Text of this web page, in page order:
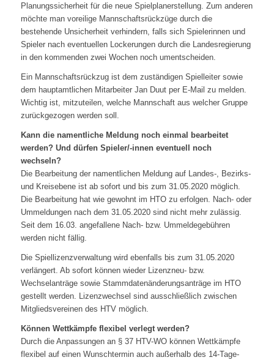
Planungssicherheit für die neue Spielplanerstellung. Zum anderen
möchte man voreilige Mannschaftsrückzüge durch die
bestehende Unsicherheit verhindern, falls sich Spielerinnen und
Spieler nach eventuellen Lockerungen durch die Landesregierung
in den kommenden zwei Wochen noch umentscheiden.
Ein Mannschaftsrückzug ist dem zuständigen Spielleiter sowie
dem hauptamtlichen Mitarbeiter Jan Duutper E-Mail zu melden.
Wichtig ist, mitzuteilen, welche Mannschaft aus welcher Gruppe
zurückgezogen werden soll.
Kann die namentliche Meldung noch einmal bearbeitet
werden? Und dürfen Spieler/-innen eventuell noch
wechseln?
Die Bearbeitung der namentlichen Meldung auf Landes-, Bezirks-
und Kreisebene ist ab sofort und bis zum 31.05.2020 möglich.
Die Bearbeitung hat wie gewohnt im HTO zu erfolgen. Nach- oder
Ummeldungen nach dem 31.05.2020 sind nicht mehr zulässig.
Seit dem 16.03. angefallene Nach- bzw. Ummeldegebühren
werden nicht fällig.
Die Spiellizenzverwaltung wird ebenfalls bis zum 31.05.2020
verlängert. Ab sofort können wieder Lizenzneu- bzw.
Wechselanträge sowie Stammdatenänderungsanträge im HTO
gestellt werden. Lizenzwechsel sind ausschließlich zwischen
Mitgliedsvereinen des HTV möglich.
Können Wettkämpfe flexibel verlegt werden?
Durch die Anpassungen an § 37 HTV-WO können Wettkämpfe
flexibel auf einen Wunschtermin auch außerhalb des 14-Tage-